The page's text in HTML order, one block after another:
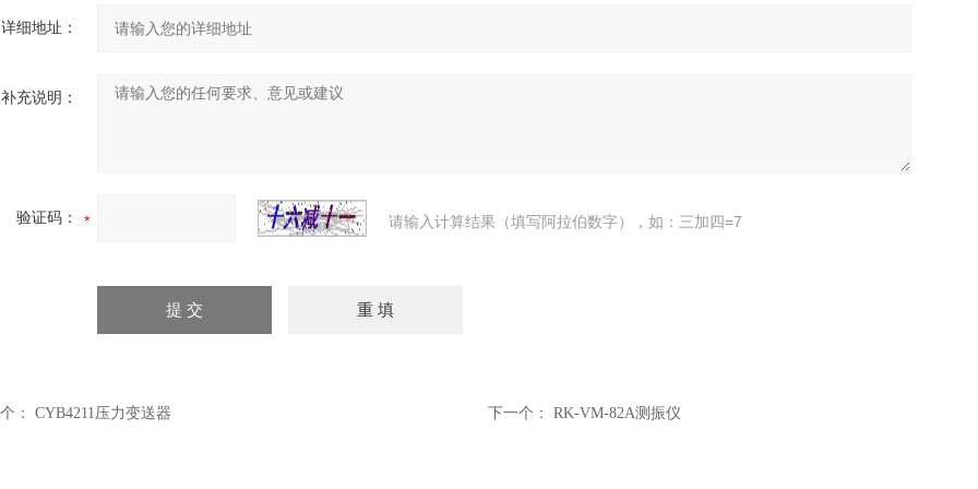
详细地址：
补充说明：
验证码： 请输入计算结果（填写阿拉伯数字），如：三加四=7
： CYB4211压力变送器 下一个： RK-VM-82A测振仪